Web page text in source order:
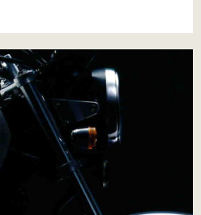
ダ ファイナルエディションは初代風カ